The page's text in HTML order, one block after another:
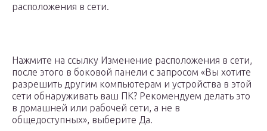
расположения в сети.
Нажмите на ссылку Изменение расположения в сети,
после этого в боковой панели с запросом «Вы хотите
разрешить другим компьютерам и устройства в этой
сети обнаруживать ваш ПК? Рекомендуем делать это
в домашней или рабочей сети, а не в
общедоступных», выберите Да.